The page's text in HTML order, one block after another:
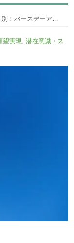
ーアファメーション☆
望実現
潜在意識・ス